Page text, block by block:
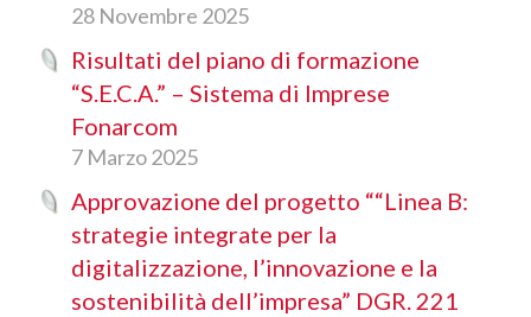
28 Novembre 2025
Risultati del piano di formazione
“S.E.C.A.” – Sistema di Imprese
Fonarcom
7 Marzo 2025
Approvazione del progetto ““Linea B:
strategie integrate per la
digitalizzazione, l’innovazione e la
sostenibilità dell’impresa” DGR. 221